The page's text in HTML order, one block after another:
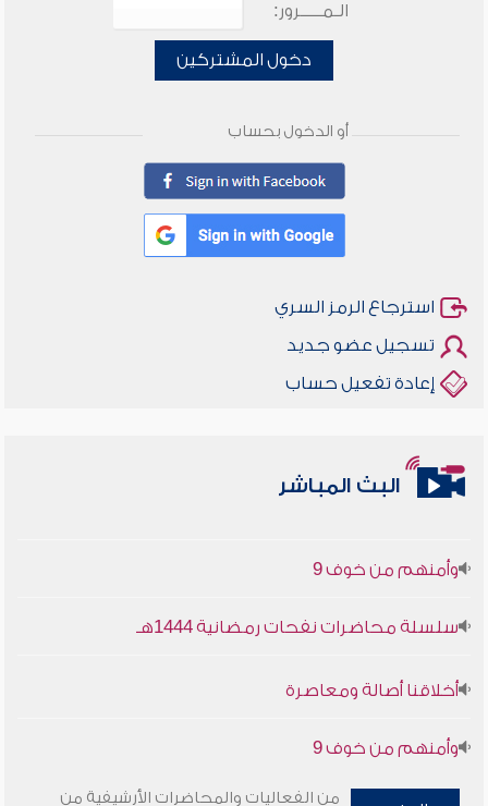
الـمـــــرور:
دخول المشتركين
أو الدخول بحساب
استرجاع الرمز السري
تسجيل عضو جديد
إعادة تفعيل حساب
البث المباشر
أخلاقنا أصالة ومعاصرة
من الفعاليات والمحاضرات الأرشيفية من